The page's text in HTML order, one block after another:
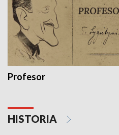
Profesor
HISTORIA